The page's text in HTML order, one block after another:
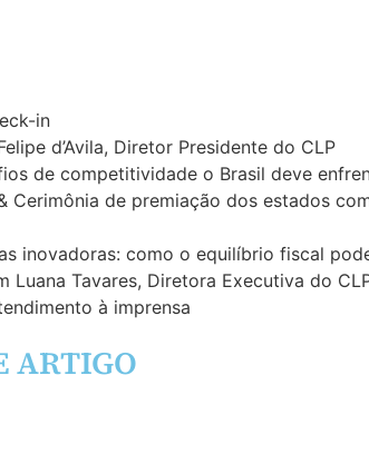
in
d’Avila, Diretor Presidente do CLP
de competitividade o Brasil deve
Cerimônia de premiação dos estados
inovadoras: como o equilíbrio fiscal
Luana Tavares, Diretora Executiva do
à imprensa
ARTIGO